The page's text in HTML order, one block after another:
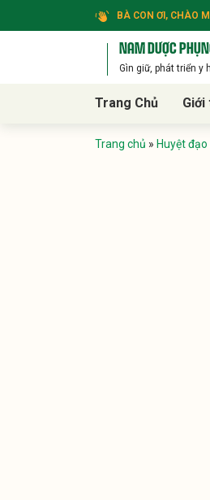
BÀ CON ƠI, CHÀO
NAM DƯỢC
Gìn giữ, phát triển y
Trang Chủ Giới
Trang chủ » Huyệt đạo